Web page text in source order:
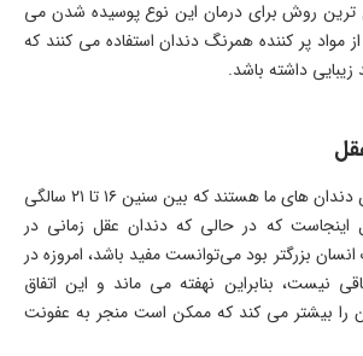
ترین روش برای درمان این نوع پوسیده شدن می
مواد پر کننده همرنگ دندان استفاده می کنند که
زیبایی داشته باشد.
آخرین دندان‌ های ما هستند که بین سنین ۱۶ تا ۲۱ سالگی
اینجاست که در حالی که دندان عقل زمانی در
بزرگتر بود می‌توانست مفید باشد، امروزه در
نیست، بنابراین نهفته می ماند و این اتفاق
را بیشتر می کند که ممکن است منجر به عفونت